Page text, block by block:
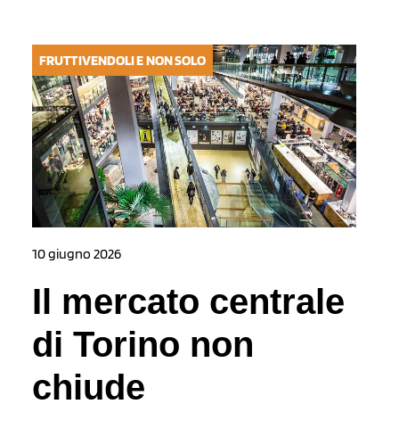
FRUTTIVENDOLI E NON SOLO
10 giugno 2026
Il mercato centrale
di Torino non
chiude